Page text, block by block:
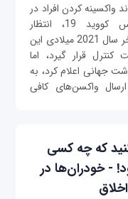
واکسینه کردن افراد در
برابر ویروس کووید 19، انتظار
داشتیم تا آخر سال 2021 میلادی این
کنترل قرار گیرد، اما
جهانی اعلام کرد، به
واکسن‌های کافی
که چه کسی
- خودران‌ها در